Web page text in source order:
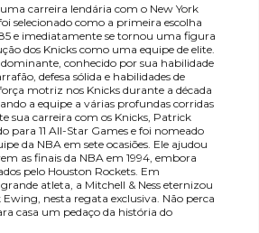
carreira lendária com o New York
selecionado como a primeira escolha
e imediatamente se tornou uma figura
dos Knicks como uma equipe de elite.
conhecido por sua habilidade
defesa sólida e habilidades de
motriz nos Knicks durante a década
a equipe a várias profundas corridas
sua carreira com os Knicks, Patrick
para 11 All-Star Games e foi nomeado
da NBA em sete ocasiões. Ele ajudou
as finais da NBA em 1994, embora
pelo Houston Rockets. Em
atleta, a Mitchell & Ness eternizou
nesta regata exclusiva. Não perca
casa um pedaço da história do